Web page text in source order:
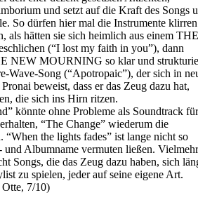
und setzt auf die Kraft des Songs
So dürfen hier mal die Instrumente klirren
als hätten sie sich heimlich aus einem THE
(“I lost my faith in you”), dann
NEW MOURNING so klar und
Wave-Song (“Apotropaic”), der sich in
beweist, dass er das Zeug dazu hat,
die sich ins Hirn ritzen.
könnte ohne Probleme als Soundtrack für
“The Change” wiederum die
“When the lights fades” ist lange nicht so
und Albumname vermuten ließen. Vielmehr
Songs, die das Zeug dazu haben, sich
zu spielen, jeder auf seine eigene Art.
7/10)